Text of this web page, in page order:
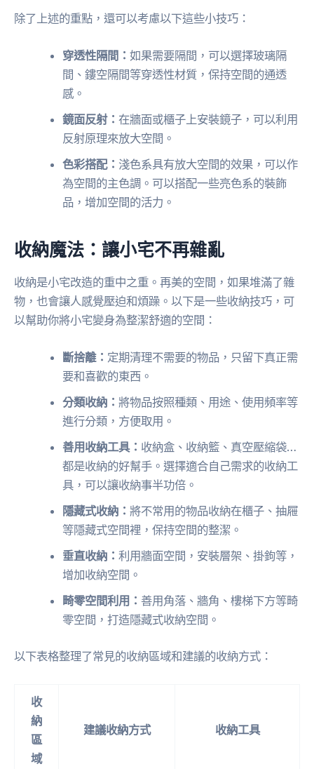
除了上述的重點，還可以考慮以下這些小技巧：
穿透性隔間：如果需要隔間，可以選擇玻璃隔
間、鏤空隔間等穿透性材質，保持空間的通透
感。
鏡面反射：在牆面或櫃子上安裝鏡子，可以利用
反射原理來放大空間。
色彩搭配： 淺色系具有放大空間的效果，可以作
為空間的主色調。可以搭配一些亮色系的裝飾
品，增加空間的活力。
收納魔法：讓小宅不再雜亂
收納是小宅改造的重中之重。再美的空間，如果堆滿了雜
物，也會讓人感覺壓迫和煩躁。以下是一些收納技巧，可
以幫助你將小宅變身為整潔舒適的空間：
斷捨離： 定期清理不需要的物品，只留下真正需
要和喜歡的東西。
分類收納：將物品按照種類、用途、使用頻率等
進行分類，方便取用。
善用收納工具： 收納盒、收納籃、真空壓縮袋…
都是收納的好幫手。選擇適合自己需求的收納工
具，可以讓收納事半功倍。
隱藏式收納：將不常用的物品收納在櫃子、抽屜
等隱藏式空間裡，保持空間的整潔。
垂直收納：利用牆面空間，安裝層架、掛鉤等，
增加收納空間。
畸零空間利用： 善用角落、牆角、樓梯下方等畸
零空間，打造隱藏式收納空間。
以下表格整理了常見的收納區域和建議的收納方式：
收
納
區
域
建議收納方式 收納工具